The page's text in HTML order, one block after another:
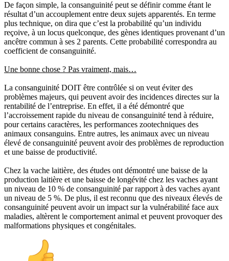
De façon simple, la consanguinité peut se définir comme étant le
résultat d’un accouplement entre deux sujets apparentés. En terme
plus technique, on dira que c’est la probabilité qu’un individu
reçoive, à un locus quelconque, des gènes identiques provenant d’un
ancêtre commun à ses 2 parents. Cette probabilité correspondra au
coefficient de consanguinité.
Une bonne chose ? Pas vraiment, mais…
La consanguinité DOIT être contrôlée si on veut éviter des
problèmes majeurs, qui peuvent avoir des incidences directes sur la
rentabilité de l’entreprise. En effet, il a été démontré que
l’accroissement rapide du niveau de consanguinité tend à réduire,
pour certains caractères, les performances zootechniques des
animaux consanguins. Entre autres, les animaux avec un niveau
élevé de consanguinité peuvent avoir des problèmes de reproduction
et une baisse de productivité.
Chez la vache laitière, des études ont démontré une baisse de la
production laitière et une baisse de longévité chez les vaches ayant
un niveau de 10 % de consanguinité par rapport à des vaches ayant
un niveau de 5 %. De plus, il est reconnu que des niveaux élevés de
consanguinité peuvent avoir un impact sur la vulnérabilité face aux
maladies, altèrent le comportement animal et peuvent provoquer des
malformations physiques et congénitales.